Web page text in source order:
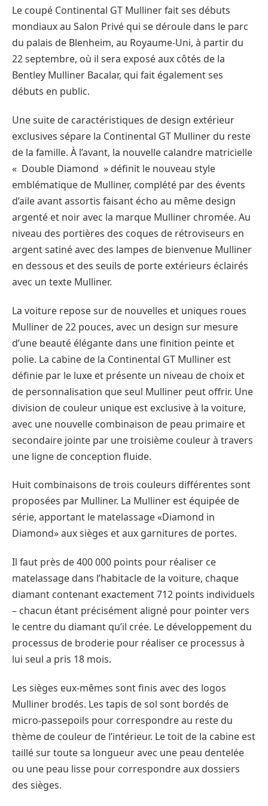
Le coupé Continental GT Mulliner fait ses débuts
mondiaux au Salon Privé qui se déroule dans le parc
du palais de Blenheim, au Royaume-Uni, à partir du
22 septembre, où il sera exposé aux côtés de la
Bentley Mulliner Bacalar, qui fait également ses
débuts en public.
Une suite de caractéristiques de design extérieur
exclusives sépare la Continental GT Mulliner du reste
de la famille. À l’avant, la nouvelle calandre matricielle
« Double Diamond » définit le nouveau style
emblématique de Mulliner, complété par des évents
d’aile avant assortis faisant écho au même design
argenté et noir avec la marque Mulliner chromée. Au
niveau des portières des coques de rétroviseurs en
argent satiné avec des lampes de bienvenue Mulliner
en dessous et des seuils de porte extérieurs éclairés
avec un texte Mulliner.
La voiture repose sur de nouvelles et uniques roues
Mulliner de 22 pouces, avec un design sur mesure
d’une beauté élégante dans une finition peinte et
polie. La cabine de la Continental GT Mulliner est
définie par le luxe et présente un niveau de choix et
de personnalisation que seul Mulliner peut offrir. Une
division de couleur unique est exclusive à la voiture,
avec une nouvelle combinaison de peau primaire et
secondaire jointe par une troisième couleur à travers
une ligne de conception fluide.
Huit combinaisons de trois couleurs différentes sont
proposées par Mulliner. La Mulliner est équipée de
série, apportant le matelassage «Diamond in
Diamond» aux sièges et aux garnitures de portes.
Il faut près de 400 000 points pour réaliser ce
matelassage dans l’habitacle de la voiture, chaque
diamant contenant exactement 712 points individuels
– chacun étant précisément aligné pour pointer vers
le centre du diamant qu’il crée. Le développement du
processus de broderie pour réaliser ce processus à
lui seul a pris 18 mois.
Les sièges eux-mêmes sont finis avec des logos
Mulliner brodés. Les tapis de sol sont bordés de
micro-passepoils pour correspondre au reste du
thème de couleur de l’intérieur. Le toit de la cabine est
taillé sur toute sa longueur avec une peau dentelée
ou une peau lisse pour correspondre aux dossiers
des sièges.